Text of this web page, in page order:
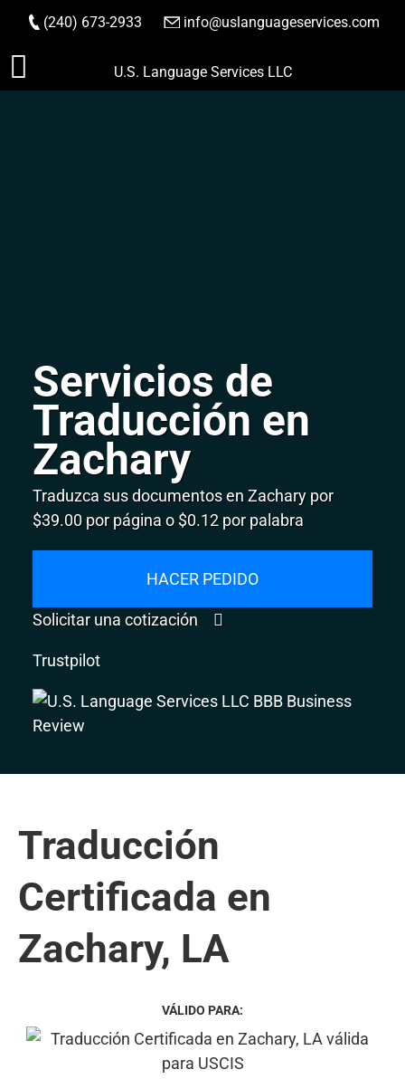
Saltar
(240) 673-2933 info@uslanguageservices.com
HACER PEDIDO
U.S. Language Services LLC
Servicios de
Traducción en
Zachary
Traduzca sus documentos en Zachary por
$39.00 por página o $0.12 por palabra
HACER PEDIDO
Solicitar una cotización
Trustpilot
Traducción
Certificada en
Zachary, LA
VÁLIDO PARA: